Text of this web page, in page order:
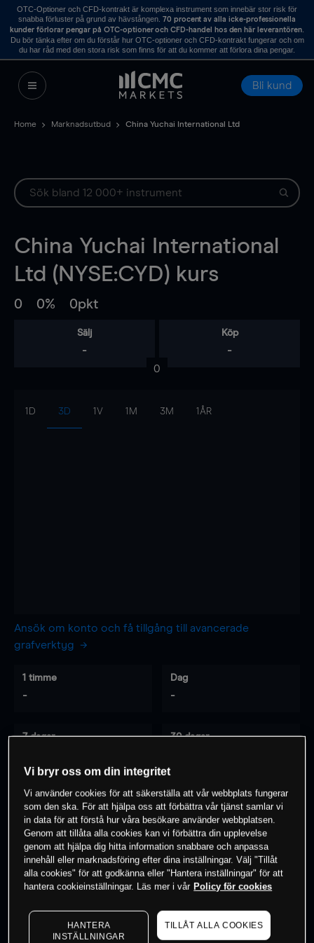
OTC-Optioner och CFD-kontrakt är komplexa instrument som innebär stor risk för
snabba förluster på grund av hävstången. 70 procent av alla icke-professionella
kunder förlorar pengar på OTC-optioner och CFD-handel hos den här leverantören.
Du bör tänka efter om du förstår hur OTC-optioner och CFD-kontrakt fungerar och om
du har råd med den stora risk som finns för att du kommer att förlora dina pengar.
Bli kund
Home Marknadsutbud China Yuchai International Ltd
China Yuchai International
Ltd (NYSE:CYD) kurs
0 0% 0pkt
Sälj
-
Köp
-
0
1D 3D 1V 1M 3M 1ÅR
Ansök om konto och få tillgång till avancerade
grafverktyg
1 timme
-
Dag
-
7 dagar 30 dagar
0% av kunderna har en position i detta
instrument
Börja handla
Vi bryr oss om din integritet
Vi använder cookies för att säkerställa att vår webbplats fungerar
som den ska. För att hjälpa oss att förbättra vår tjänst samlar vi
in data för att förstå hur våra besökare använder webbplatsen.
Genom att tillåta alla cookies kan vi förbättra din upplevelse
genom att hjälpa dig hitta information snabbare och anpassa
innehåll eller marknadsföring efter dina inställningar. Välj "Tillåt
alla cookies" för att godkänna eller "Hantera inställningar" för att
hantera cookieinställningar. Läs mer i vår Policy för cookies
HANTERA
INSTÄLLNINGAR
TILLÅT ALLA COOKIES